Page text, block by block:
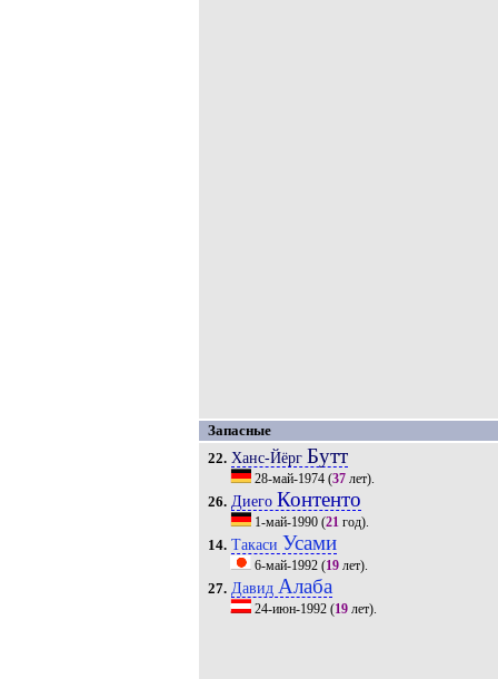
Запасные
22. Ханс-Йёрг Бутт
28-май-1974(37лет).
26. Диего Контенто
1-май-1990(21год).
14. Такаси Усами
6-май-1992(19лет).
27. Давид Алаба
24-июн-1992(19лет).